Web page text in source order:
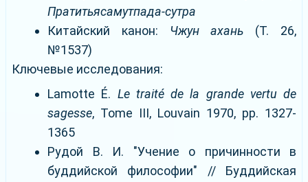
Пратитьясамутпада-сутра
Китайский канон:
Чжун ахань (Т. 26,
№1537)
Ключевые исследования:
Lamotte É. Le traité de la grande vertu de
sagesse, Tome III, Louvain 1970, pp. 1327-
1365
Рудой В. И. "Учение о причинности в
буддийской философии" // Буддийская